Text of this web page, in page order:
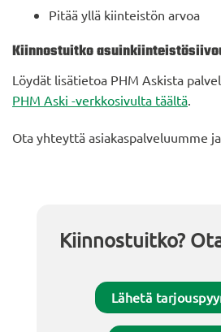
Pitää yllä kiinteistön arvoa
Kiinnostuitko
Löydät lisätietoa PHM Askista
PHM Aski -verkkosivulta täältä
Ota yhteyttä asiakaspalveluumme
Kiinnostuitko?
Lähetä